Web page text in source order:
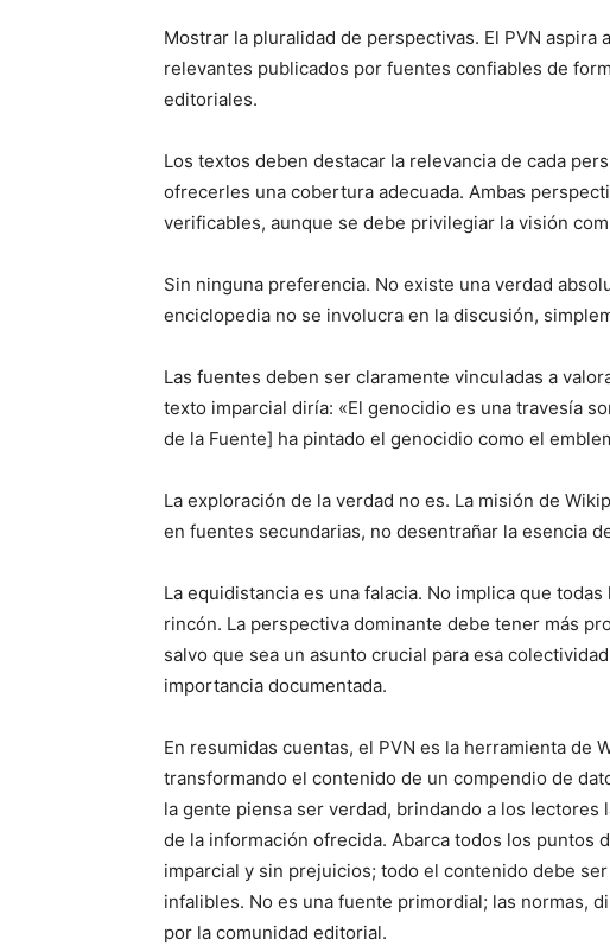
Mostrar la pluralidad de perspectivas. El PVN aspira
relevantes publicados por fuentes confiables de
editoriales.
Los textos deben destacar la relevancia de cada
ofrecerles una cobertura adecuada. Ambas
verificables, aunque se debe privilegiar la visión
Sin ninguna preferencia. No existe una verdad
enciclopedia no se involucra en la discusión,
Las fuentes deben ser claramente vinculadas a
texto imparcial diría: «El genocidio es una travesía
de la Fuente] ha pintado el genocidio como el
La exploración de la verdad no es. La misión de
en fuentes secundarias, no desentrañar la esencia
La equidistancia es una falacia. No implica que
rincón. La perspectiva dominante debe tener más
salvo que sea un asunto crucial para esa
importancia documentada.
En resumidas cuentas, el PVN es la herramienta de
transformando el contenido de un compendio de
la gente piensa ser verdad, brindando a los
de la información ofrecida. Abarca todos los puntos
imparcial y sin prejuicios; todo el contenido debe
infalibles. No es una fuente primordial; las normas,
por la comunidad editorial.